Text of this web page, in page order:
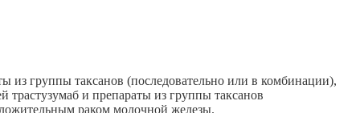
из группы таксанов (последовательно или в комбинации),
трастузумаб и препараты из группы таксанов
раком молочной железы.